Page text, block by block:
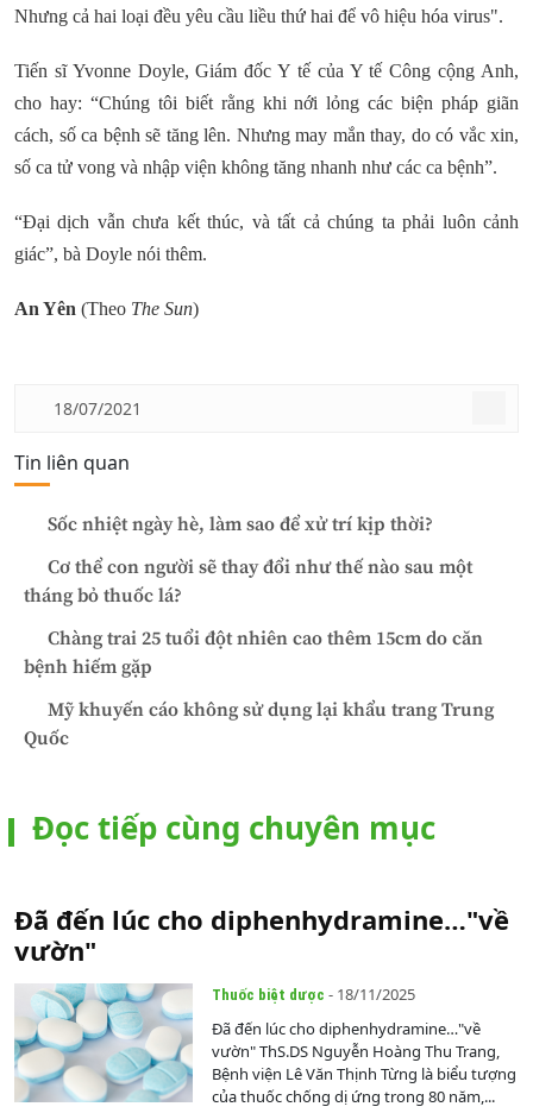
Nhưng cả hai loại đều yêu cầu liều thứ hai để vô hiệu hóa virus".
Tiến sĩ Yvonne Doyle, Giám đốc Y tế của Y tế Công cộng Anh,
cho hay: “Chúng tôi biết rằng khi nới lỏng các biện pháp giãn
cách, số ca bệnh sẽ tăng lên. Nhưng may mắn thay, do có vắc xin,
số ca tử vong và nhập viện không tăng nhanh như các ca bệnh”.
“Đại dịch vẫn chưa kết thúc, và tất cả chúng ta phải luôn cảnh
giác”, bà Doyle nói thêm.
An Yên (Theo The Sun)
18/07/2021
Tin liên quan
Sốc nhiệt ngày hè, làm sao để xử trí kịp thời?
Cơ thể con người sẽ thay đổi như thế nào sau một
tháng bỏ thuốc lá?
Chàng trai 25 tuổi đột nhiên cao thêm 15cm do căn
bệnh hiếm gặp
Mỹ khuyến cáo không sử dụng lại khẩu trang Trung
Quốc
Đọc tiếp cùng chuyên mục
Đã đến lúc cho diphenhydramine…"về
vườn"
Thuốc biệt dược - 18/11/2025
Đã đến lúc cho diphenhydramine…"về
vườn" ThS.DS Nguyễn Hoàng Thu Trang,
Bệnh viện Lê Văn Thịnh Từng là biểu tượng
của thuốc chống dị ứng trong 80 năm,...